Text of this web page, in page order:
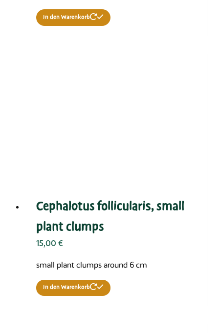
In den Warenkorb
Cephalotus follicularis, small
plant clumps
15,00 €
small plant clumps around 6 cmﾠ
In den Warenkorb